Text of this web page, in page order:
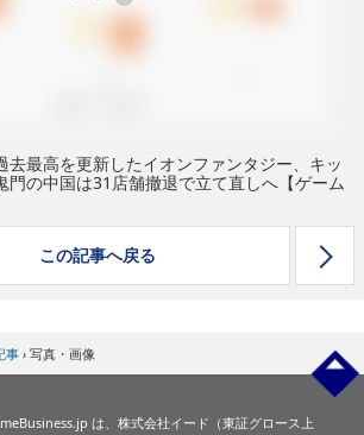
去最高を更新したイオンファンタジー、キッ
の中国は31店舗撤退で立て直しへ【ゲーム
この記事へ戻る
事 › 写真・画像
は、株式会社イード（東証グロース上